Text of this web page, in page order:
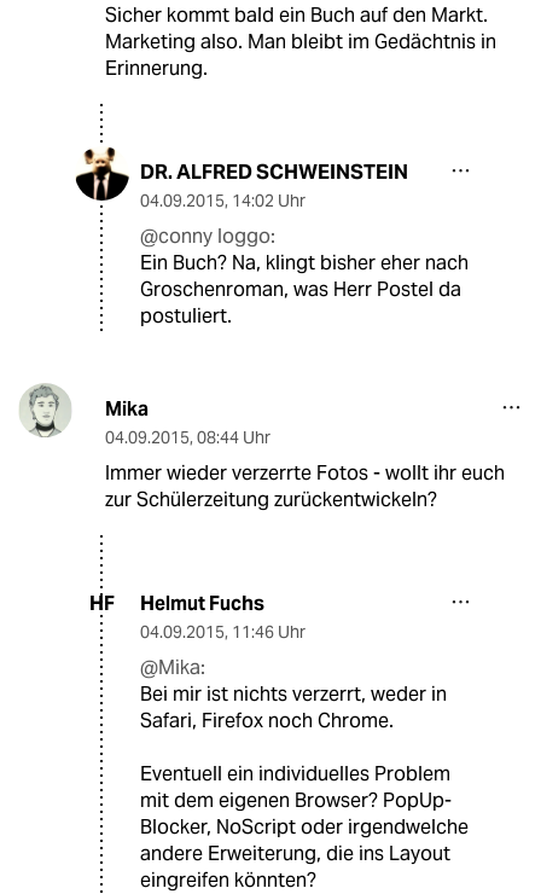
Sicher kommt bald ein Buch auf den Markt.
Marketing also. Man bleibt im Gedächtnis in
Erinnerung.
DR. ALFRED SCHWEINSTEIN
04.09.2015, 14:02 Uhr
@conny loggo:
Ein Buch? Na, klingt bisher eher nach
Groschenroman, was Herr Postel da
postuliert.
Mika
04.09.2015, 08:44 Uhr
Immer wieder verzerrte Fotos - wollt ihr euch
zur Schülerzeitung zurückentwickeln?
HF Helmut Fuchs
04.09.2015, 11:46 Uhr
@Mika:
Bei mir ist nichts verzerrt, weder in
Safari, Firefox noch Chrome.
Eventuell ein individuelles Problem
mit dem eigenen Browser? PopUp-
Blocker, NoScript oder irgendwelche
andere Erweiterung, die ins Layout
eingreifen könnten?